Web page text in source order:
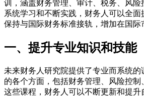
训，涵盖财务管理、审计、税务、风险
系统学习和不断实践，财务人可以全面
保持与国际财务标准接轨，增加在国际
一、提升专业知识和技能
未来财务人研究院提供了专业而系统
的各个方面，包括财务管理、风险控
这些课程，财务人可以不断更新和提升